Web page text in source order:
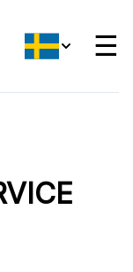
☰